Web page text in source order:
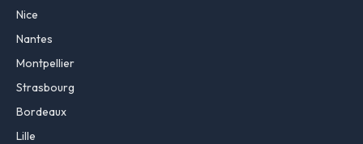
Nice
Nantes
Montpellier
Strasbourg
Bordeaux
Lille